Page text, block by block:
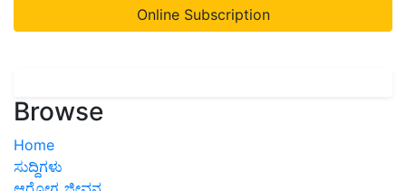
Online Subscription
Browse
Home
ಸುದ್ದಿಗಳು